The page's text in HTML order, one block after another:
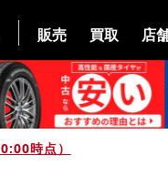
販売 買取 店
時点）